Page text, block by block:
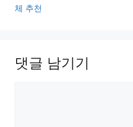
체 추천
댓글 남기기